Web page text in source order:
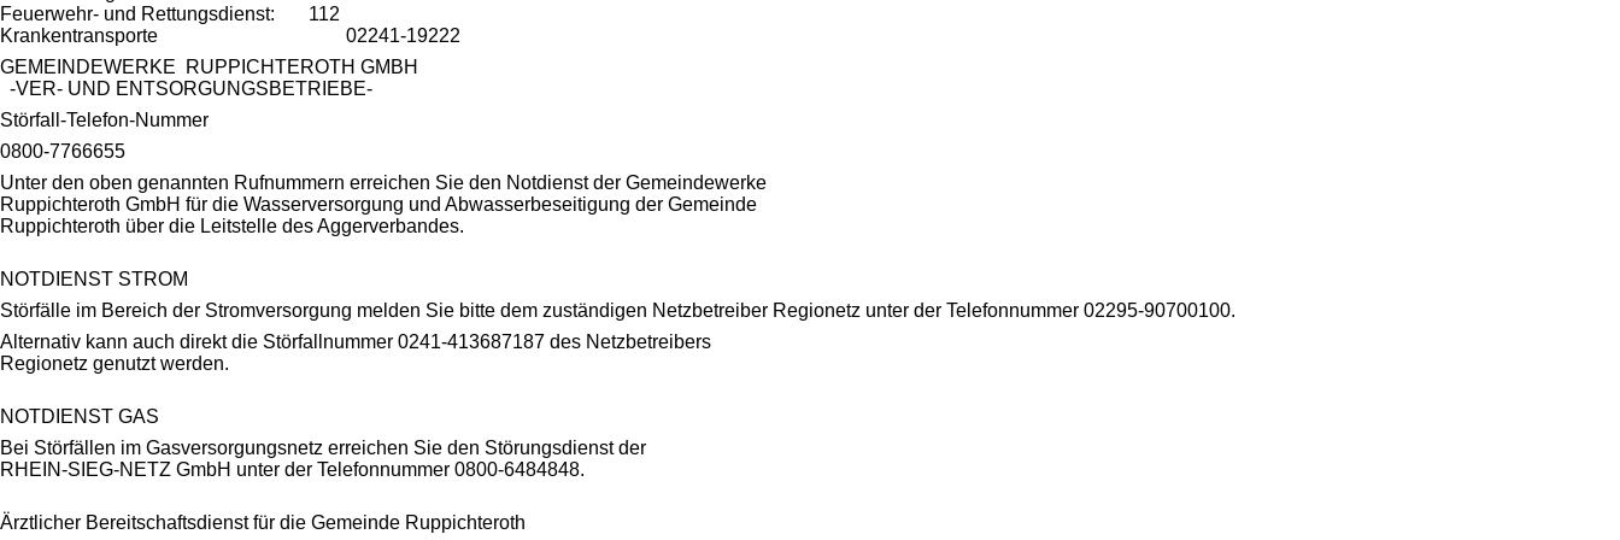
Feuerwehr- und Rettungsdienst: 112
Krankentransporte 02241-19222
GEMEINDEWERKE RUPPICHTEROTH GMBH
-VER- UND ENTSORGUNGSBETRIEBE-
Störfall-Telefon-Nummer
0800-7766655
Unter den oben genannten Rufnummern erreichen Sie den Notdienst der Gemeindewerke
Ruppichteroth GmbH für die Wasserversorgung und Abwasserbeseitigung der Gemeinde
Ruppichteroth über die Leitstelle des Aggerverbandes.
NOTDIENST STROM
Störfälle im Bereich der Stromversorgung melden Sie bitte dem zuständigen Netzbetreiber Regionetz unter der Telefonnummer 02295-90700100.
Alternativ kann auch direkt die Störfallnummer 0241-413687187 des Netzbetreibers
Regionetz genutzt werden.
NOTDIENST GAS
Bei Störfällen im Gasversorgungsnetz erreichen Sie den Störungsdienst der
RHEIN-SIEG-NETZ GmbH unter der Telefonnummer 0800-6484848.
Ärztlicher Bereitschaftsdienst für die Gemeinde Ruppichteroth